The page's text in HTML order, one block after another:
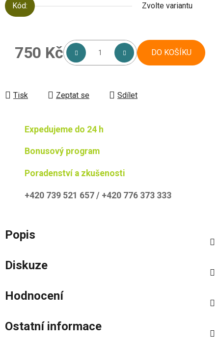
Kód: Zvolte variantu
750 Kč DO KOŠÍKU
Tisk Zeptat se Sdílet
Expedujeme do 24 h
Bonusový program
Poradenství a zkušenosti
+420 739 521 657 / +420 776 373 333
Popis
Diskuze
Hodnocení
Ostatní informace